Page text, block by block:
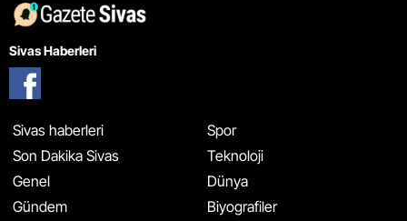
Sivas Haberleri
Sivas haberleri
Son Dakika Sivas
Genel
Gündem
Spor
Teknoloji
Dünya
Biyografiler